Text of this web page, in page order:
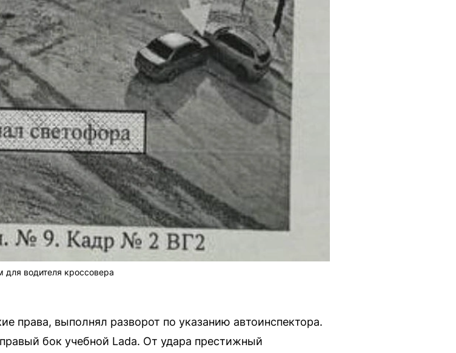
водителя кроссовера
права, выполнял разворот по указанию автоинспектора.
бок учебной Lada. От удара престижный